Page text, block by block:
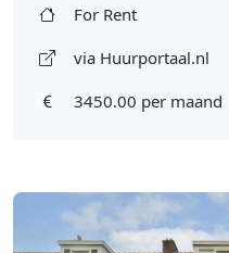
For Rent
via Huurportaal.nl
3450.00 per maand